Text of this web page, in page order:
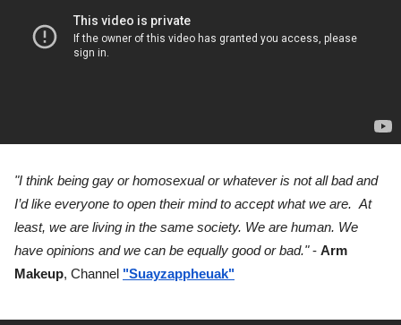
"I think being gay or homosexual or whatever is not all bad and
I’d like everyone to open their mind to accept what we are.  At
least, we are living in the same society. We are human. We
have opinions and we can be equally good or bad." - Arm
Makeup, Channel "Suayzappheuak"